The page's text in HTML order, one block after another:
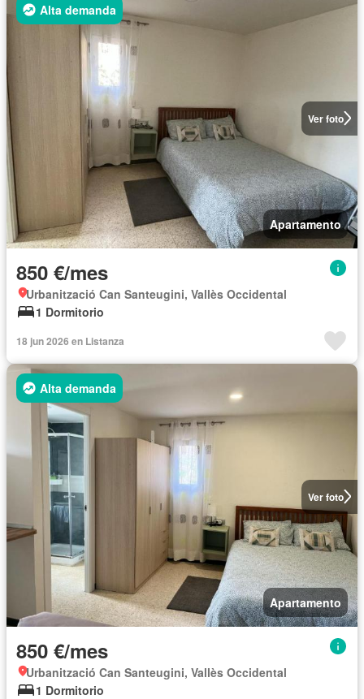
Ver foto
Alta demanda
Apartamento
850 €/mes
Urbanització Can Santeugini, Vallès Occidental
1 Dormitorio
18 jun 2026 en Listanza
Ver foto
Alta demanda
Apartamento
850 €/mes
Urbanització Can Santeugini, Vallès Occidental
1 Dormitorio